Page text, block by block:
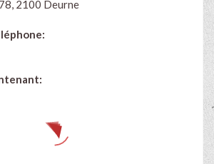
2100 Deurne